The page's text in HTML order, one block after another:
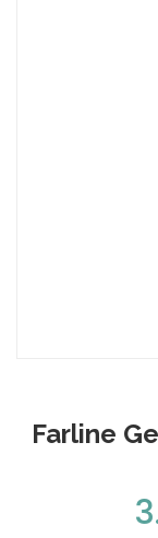
Farline